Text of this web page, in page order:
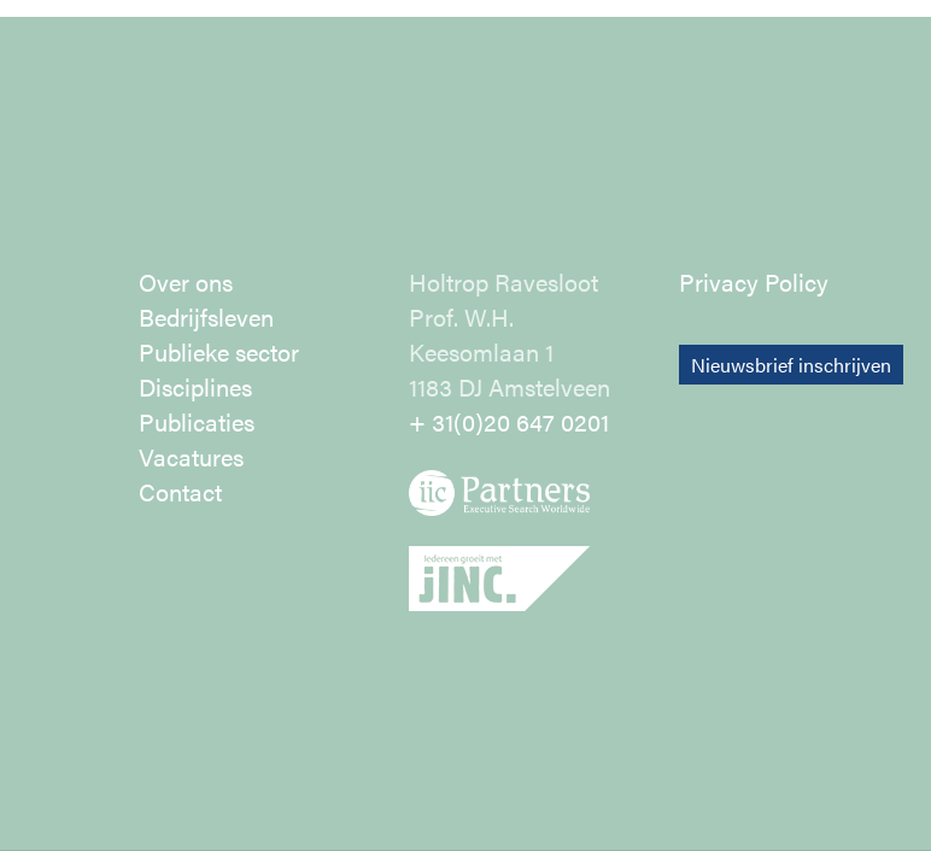
Over ons
Bedrijfsleven
Publieke sector
Disciplines
Publicaties
Vacatures
Contact
Holtrop Ravesloot
Prof. W.H.
Keesomlaan 1
1183 DJ Amstelveen
+ 31(0)20 647 0201
Privacy Policy
Nieuwsbrief inschrijven